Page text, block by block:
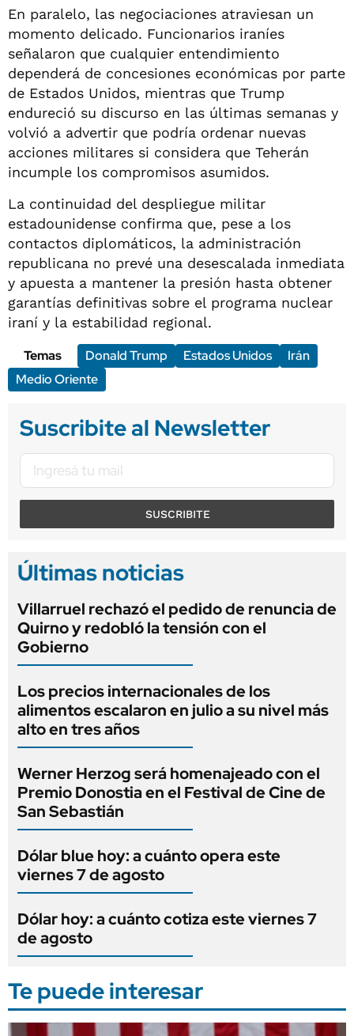
En paralelo, las negociaciones atraviesan un
momento delicado. Funcionarios iraníes
señalaron que cualquier entendimiento
dependerá de concesiones económicas por parte
de Estados Unidos, mientras que Trump
endureció su discurso en las últimas semanas y
volvió a advertir que podría ordenar nuevas
acciones militares si considera que Teherán
incumple los compromisos asumidos.
La continuidad del despliegue militar
estadounidense confirma que, pese a los
contactos diplomáticos, la administración
republicana no prevé una desescalada inmediata
y apuesta a mantener la presión hasta obtener
garantías definitivas sobre el programa nuclear
iraní y la estabilidad regional.
Temas
Donald Trump Estados Unidos
Irán
Medio Oriente
Suscribite al Newsletter
SUSCRIBITE
Últimas noticias
Villarruel rechazó el pedido de renuncia de
Quirno y redobló la tensión con el
Gobierno
Los precios internacionales de los
alimentos escalaron en julio a su nivel más
alto en tres años
Werner Herzog será homenajeado con el
Premio Donostia en el Festival de Cine de
San Sebastián
Dólar blue hoy: a cuánto opera este
viernes 7 de agosto
Dólar hoy: a cuánto cotiza este viernes 7
de agosto
Te puede interesar